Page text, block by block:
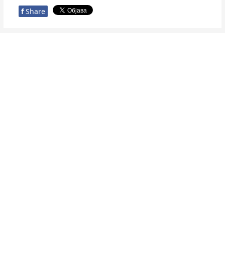
f Share